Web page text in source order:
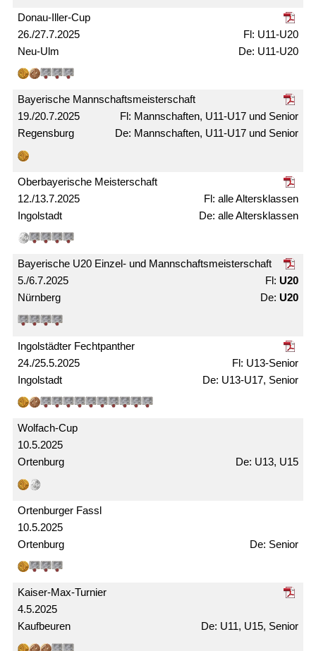
26./27.7.2025
Donau-Iller-Cup
Neu-Ulm
U11-U20
U11-U20
19./20.7.2025
Bayerische Mann­schafts­meister­schaft
Regensburg
Mann­schaften, U11-U17 und Senior
Mann­schaften, U11-U17 und Senior
12./13.7.2025
Ober­bayerische Meister­schaft
Ingolstadt
alle Alters­­klassen
alle Alters­klassen
5./6.7.2025
Bayerische U20 Einzel- und Mann­schafts­meister­schaft
Nürnberg
U20
U20
24./25.5.2025
Ingolstädter Fechtpanther
Ingolstadt
U13-Senior
U13-U17, Senior
10.5.2025
Wolfach-Cup
Ortenburg U13, U15
10.5.2025
Ortenburger Fassl
Ortenburg Senior
4.5.2025
Kaiser-Max-Turnier
Kaufbeuren U11, U15, Senior